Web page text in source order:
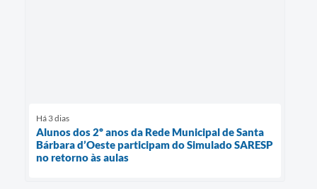
Há 3 dias
Alunos dos 2º anos da Rede Municipal de Santa
Bárbara d’Oeste participam do Simulado SARESP
no retorno às aulas